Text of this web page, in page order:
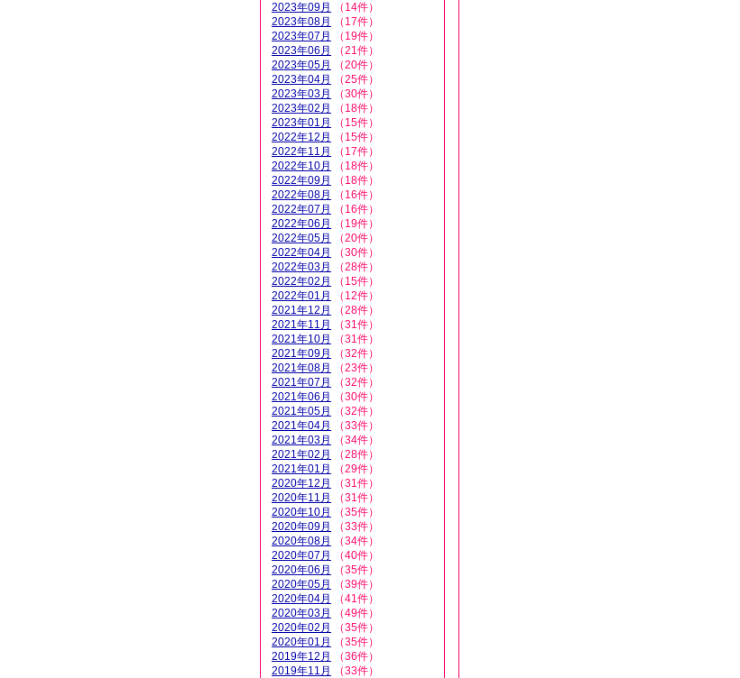
2023年09月
（14件）
2023年08月
（17件）
2023年07月
（19件）
2023年06月
（21件）
2023年05月
（20件）
2023年04月
（25件）
2023年03月
（30件）
2023年02月
（18件）
2023年01月
（15件）
2022年12月
（15件）
2022年11月
（17件）
2022年10月
（18件）
2022年09月
（18件）
2022年08月
（16件）
2022年07月
（16件）
2022年06月
（19件）
2022年05月
（20件）
2022年04月
（30件）
2022年03月
（28件）
2022年02月
（15件）
2022年01月
（12件）
2021年12月
（28件）
2021年11月
（31件）
2021年10月
（31件）
2021年09月
（32件）
2021年08月
（23件）
2021年07月
（32件）
2021年06月
（30件）
2021年05月
（32件）
2021年04月
（33件）
2021年03月
（34件）
2021年02月
（28件）
2021年01月
（29件）
2020年12月
（31件）
2020年11月
（31件）
2020年10月
（35件）
2020年09月
（33件）
2020年08月
（34件）
2020年07月
（40件）
2020年06月
（35件）
2020年05月
（39件）
2020年04月
（41件）
2020年03月
（49件）
2020年02月
（35件）
2020年01月
（35件）
2019年12月
（36件）
2019年11月
（33件）